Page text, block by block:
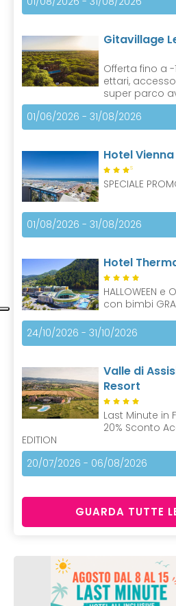
Gitavillage
Offerta fino a -
ettari,
super parco
01/06/2026 - 31/08/2026
Hotel
S
SPECIALE
01/08/2026 - 31/08/2026
Hotel
HALLOWEEN e
con bimbi
24/10/2026 - 31/10/2026
Valle di
Resort
Last Minute in
20% Sconto
EDITION
20/07/2026 - 06/08/2026
GUARDA TUTTE